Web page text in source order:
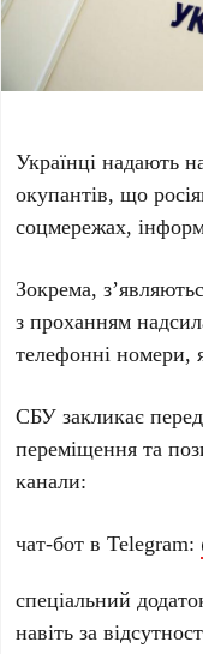
Українці надають
окупантів, що
соцмережах,
Зокрема,
з проханням
телефонні
СБУ закликає
переміщення та
канали:
чат-бот в Telegram:
спеціальний
навіть за